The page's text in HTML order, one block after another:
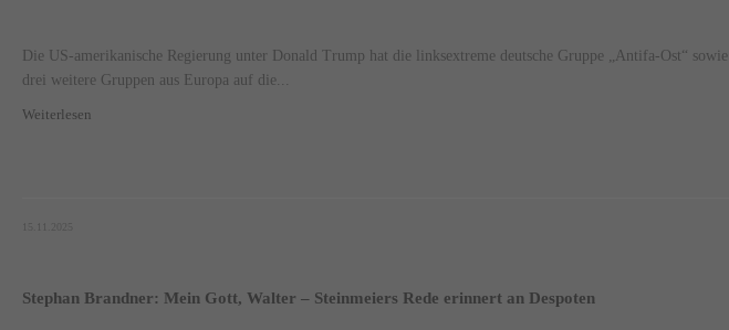
Die US-amerikanische Regierung unter Donald Trump hat die linksextreme deutsche Gruppe „Antifa-Ost“ sowie
drei weitere Gruppen aus Europa auf die...
Weiterlesen
Stephan Brandner: Mein Gott, Walter – Steinmeiers Rede erinnert an Despoten